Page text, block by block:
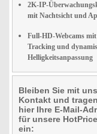
2K-IP-
mit Nachtsicht und
Full-HD-Webcams
Tracking und
Helligkeitsanpassung
Bleiben Sie mit
Kontakt und
hier Ihre E-Mail-
für unsere
ein: